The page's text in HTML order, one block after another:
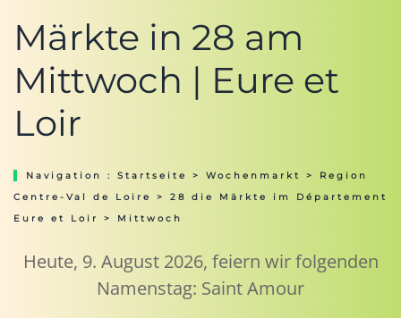
Märkte in 28 am
Mittwoch | Eure et
Loir
Navigation : Startseite > Wochenmarkt > Region
Centre-Val de Loire
> 28 die Märkte im Département
Eure et Loir
> Mittwoch
Heute, 9. August 2026, feiern wir folgenden
Namenstag: Saint Amour